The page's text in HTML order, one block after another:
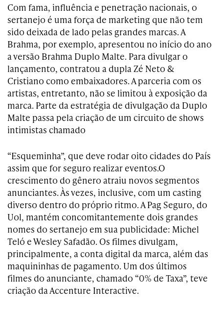
Com fama, influência e penetração nacionais, o
sertanejo é uma força de marketing que não tem
sido deixada de lado pelas grandes marcas. A
Brahma, por exemplo, apresentou no início do ano
a versão Brahma Duplo Malte. Para divulgar o
lançamento, contratou a dupla Zé Neto &
Cristiano como embaixadores. A parceria com os
artistas, entretanto, não se limitou à exposição da
marca. Parte da estratégia de divulgação da Duplo
Malte passa pela criação de um circuito de shows
intimistas chamado
“Esqueminha”, que deve rodar oito cidades do País
assim que for seguro realizar eventos.O
crescimento do gênero atraiu novos segmentos
anunciantes. Às vezes, inclusive, com um casting
diverso dentro do próprio ritmo. A Pag Seguro, do
Uol, mantém concomitantemente dois grandes
nomes do sertanejo em sua publicidade: Michel
Teló e Wesley Safadão. Os filmes divulgam,
principalmente, a conta digital da marca, além das
maquininhas de pagamento. Um dos últimos
filmes do anunciante, chamado “0% de Taxa”, teve
criação da Accenture Interactive.